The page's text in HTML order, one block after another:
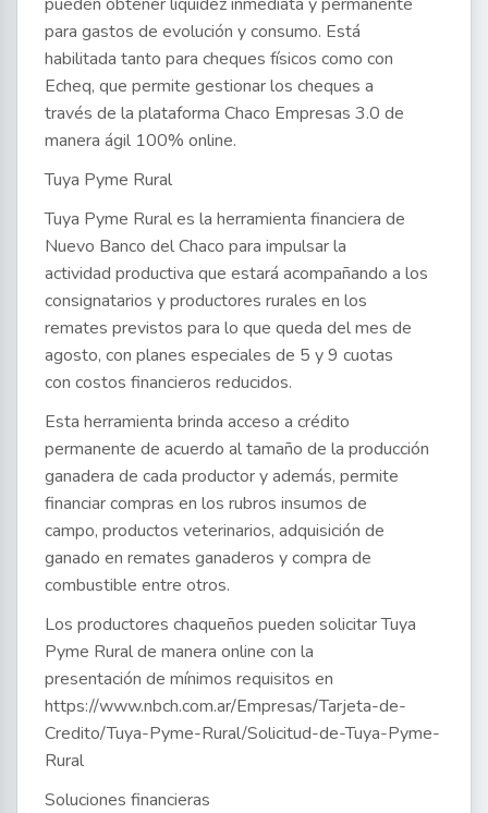
para gastos de evolución y consumo. Está
habilitada tanto para cheques físicos como con
Echeq, que permite gestionar los cheques a
través de la plataforma Chaco Empresas 3.0 de
manera ágil 100% online.
Tuya Pyme Rural
Tuya Pyme Rural es la herramienta financiera de
Nuevo Banco del Chaco para impulsar la
actividad productiva que estará acompañando a los
consignatarios y productores rurales en los
remates previstos para lo que queda del mes de
agosto, con planes especiales de 5 y 9 cuotas
con costos financieros reducidos.
Esta herramienta brinda acceso a crédito
permanente de acuerdo al tamaño de la producción
ganadera de cada productor y además, permite
financiar compras en los rubros insumos de
campo, productos veterinarios, adquisición de
ganado en remates ganaderos y compra de
combustible entre otros.
Los productores chaqueños pueden solicitar Tuya
Pyme Rural de manera online con la
presentación de mínimos requisitos en
https://www.nbch.com.ar/Empresas/Tarjeta-de-
Credito/Tuya-Pyme-Rural/Solicitud-de-Tuya-Pyme-
Rural
Soluciones financieras